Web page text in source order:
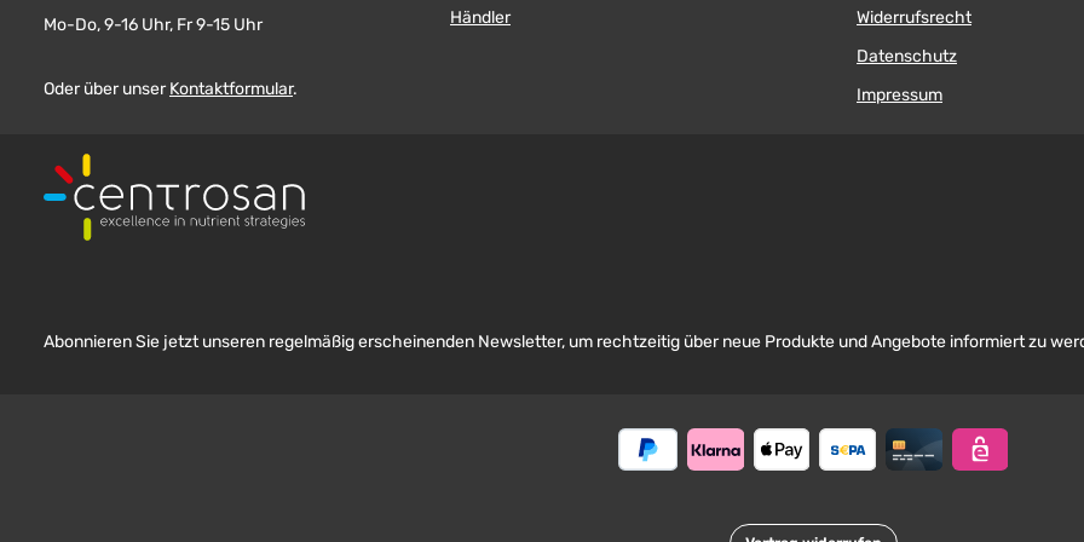
Mo-Do, 9-16 Uhr, Fr 9-15 Uhr
Oder über unserKontaktformular.
Händler
Widerrufsrecht
Datenschutz
Impressum
Abonnieren Sie jetzt unseren regelmäßig erscheinenden Newsletter, um rechtzeitig über neue Produkte und Angebote informiert zu